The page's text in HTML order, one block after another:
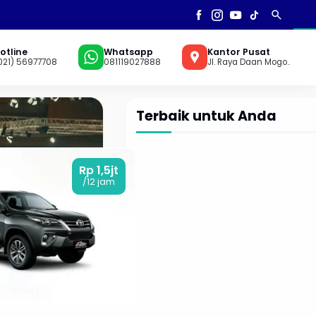
search
56977708
Whatsapp
081119027888
Kantor Pusat
Jl. Raya Daan Mogo..
Terbaik untuk Anda
Rp 1,5jt
/12 jam